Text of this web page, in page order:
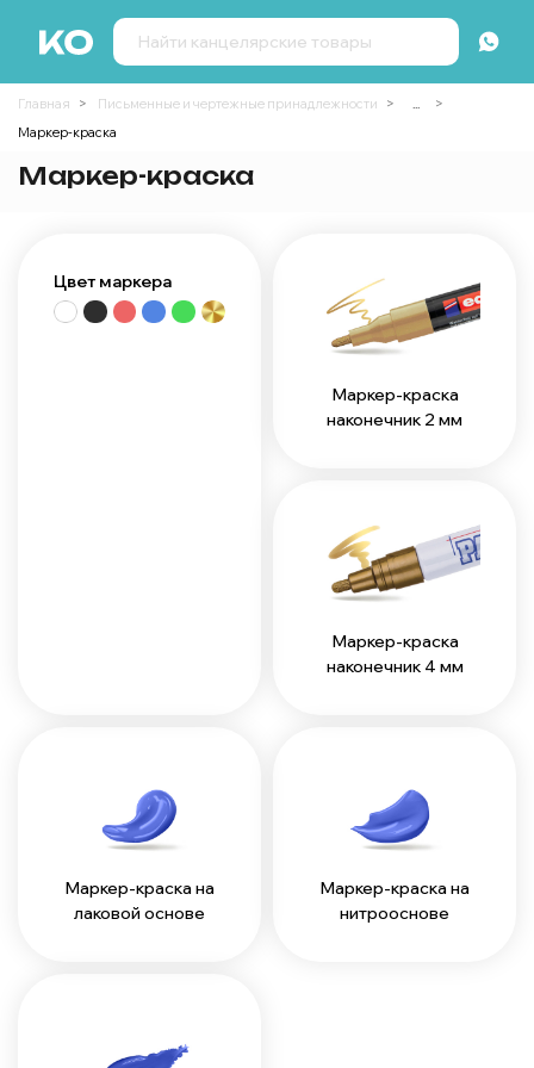
Главная Письменные и чертежные принадлежности
...
Маркер-краска
Маркер-краска
Цвет маркера
Маркер-краска
наконечник 2 мм
Маркер-краска
наконечник 4 мм
Маркер-краска на
лаковой основе
Маркер-краска на
нитрооснове